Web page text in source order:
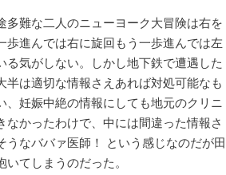
多難な二人のニューヨーク大冒険は右を
進んでは右に旋回もう一歩進んでは左
気がしない。しかし地下鉄で遭遇した
は適切な情報さえあれば対処可能なも
妊娠中絶の情報にしても地元のクリニ
かったわけで、中には間違った情報さ
なババァ医師！ という感じなのだが田
てしまうのだった。